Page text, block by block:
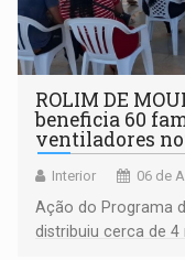
ROLIM DE
beneficia 60
ventiladores
Interior 06 de
Ação do Programa
distribuiu cerca de 4